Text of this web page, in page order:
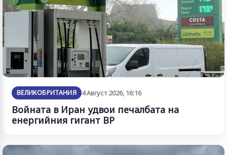
ВЕЛИКОБРИТАНИЯ 4 Август 2026, 16:16
Войната в Иран удвои печалбата на
енергийния гигант BP